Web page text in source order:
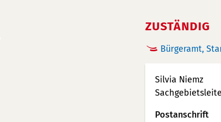
ZUSTÄNDIG
Bürgeramt,
Silvia Niemz
Postanschrift